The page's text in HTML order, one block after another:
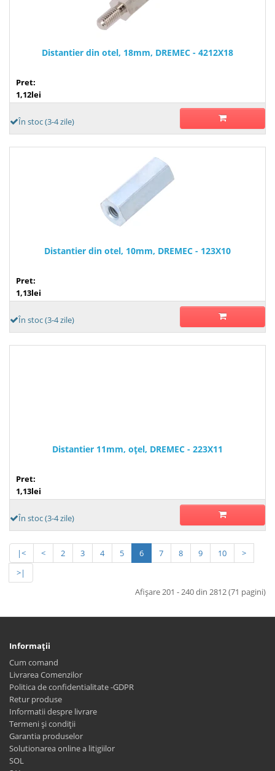
Distantier din otel, 18mm, DREMEC - 4212X18
Pret:
1,12lei
În stoc (3-4 zile)
Distantier din otel, 10mm, DREMEC - 123X10
Pret:
1,13lei
În stoc (3-4 zile)
Distantier 11mm, oţel, DREMEC - 223X11
Pret:
1,13lei
În stoc (3-4 zile)
|< < 2 3 4 5 6 7 8 9 10
>
>|
Afişare 201 - 240 din 2812 (71 pagini)
Informaţii
Cum comand
Livrarea Comenzilor
Politica de confidentialitate -GDPR
Retur produse
Informatii despre livrare
Termeni și condiții
Garantia produselor
Solutionarea online a litigiilor
SOL